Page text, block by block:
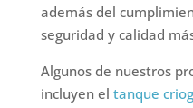
además del
seguridad y calidad
Algunos de nuestros
incluyen el tanque